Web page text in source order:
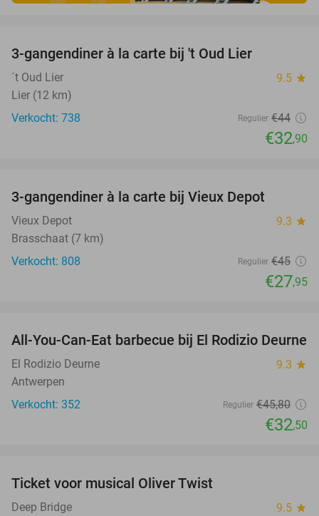
3-gangendiner à la carte bij 't Oud Lier
´t Oud Lier 9.5 star
Lier (12 km)
Verkocht: 738
Regulier €44
€32,90
3-gangendiner à la carte bij Vieux Depot
Vieux Depot 9.3 star
Brasschaat (7 km)
Verkocht: 808
Regulier €45
€27,95
29%
All-You-Can-Eat barbecue bij El Rodizio Deurne
El Rodizio Deurne 9.3 star
Antwerpen
Verkocht: 352
Regulier €45,80
€32,50
Ticket voor musical Oliver Twist
Deep Bridge 9.5 star